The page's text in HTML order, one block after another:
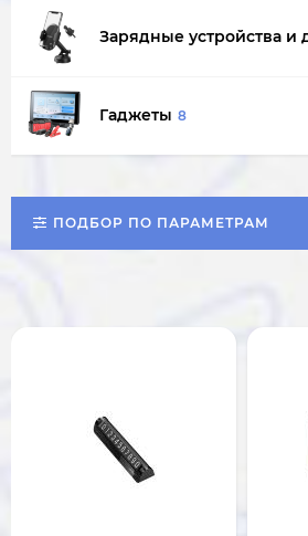
Зарядные устройства и
Гаджеты 8
ПОДБОР ПО ПАРАМЕТРАМ